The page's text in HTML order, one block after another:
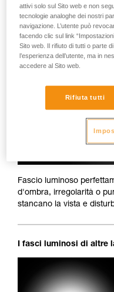
Fascio luminoso
d'ombra, irregolarità o
stancano la vista e
I fasci luminosi di altre
attivi solo sul Sito web e non
tecnologie analoghe dei nostri
navigazione. L’utente può
facendo clic sul link
Sito web. Il rifiuto di tutti o parte
l’esperienza dell’utente, ma in
accedere al Sito web.
Rifiuta tutti